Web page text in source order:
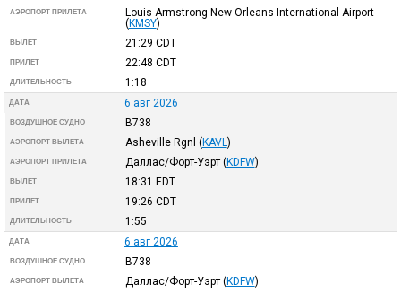
АЭРОПОРТ ПРИЛЕТА
Louis Armstrong New Orleans International Airport
(KMSY)
ВЫЛЕТ 21:29 CDT
ПРИЛЕТ 22:48 CDT
ДЛИТЕЛЬНОСТЬ 1:18
ДАТА 6 авг 2026
ВОЗДУШНОЕ СУДНО B738
АЭРОПОРТ ВЫЛЕТА Asheville Rgnl (KAVL )
АЭРОПОРТ ПРИЛЕТА Даллас/Форт-Уэрт (KDFW)
ВЫЛЕТ 18:31 EDT
ПРИЛЕТ 19:26 CDT
ДЛИТЕЛЬНОСТЬ 1:55
ДАТА 6 авг 2026
ВОЗДУШНОЕ СУДНО B738
АЭРОПОРТ ВЫЛЕТА Даллас/Форт-Уэрт (KDFW)